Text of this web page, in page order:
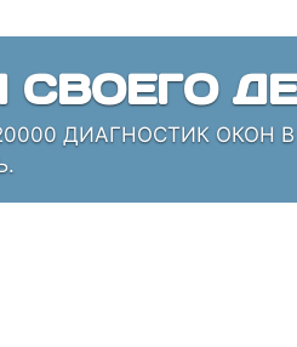
СВОЕГО
ДИАГНОСТИК